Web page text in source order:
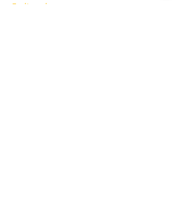
En lire plus >